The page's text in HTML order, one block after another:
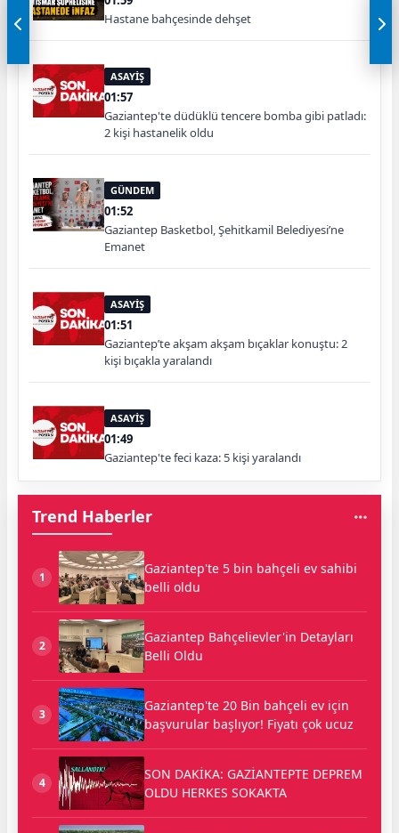
Hastane bahçesinde dehşet
ASAYİŞ
01:57
Gaziantep'te düdüklü tencere bomba gibi patladı:
2 kişi hastanelik oldu
GÜNDEM
01:52
Gaziantep Basketbol, Şehitkamil Belediyesi’ne
Emanet
ASAYİŞ
01:51
Gaziantep’te akşam akşam bıçaklar konuştu: 2
kişi bıçakla yaralandı
ASAYİŞ
01:49
Gaziantep'te feci kaza: 5 kişi yaralandı
Trend Haberler
1
Gaziantep'te 5 bin bahçeli ev sahibi
belli oldu
2
Gaziantep Bahçelievler'in Detayları
Belli Oldu
3
Gaziantep'te 20 Bin bahçeli ev için
başvurular başlıyor! Fiyatı çok ucuz
4
SON DAKİKA: GAZİANTEPTE DEPREM
OLDU HERKES SOKAKTA